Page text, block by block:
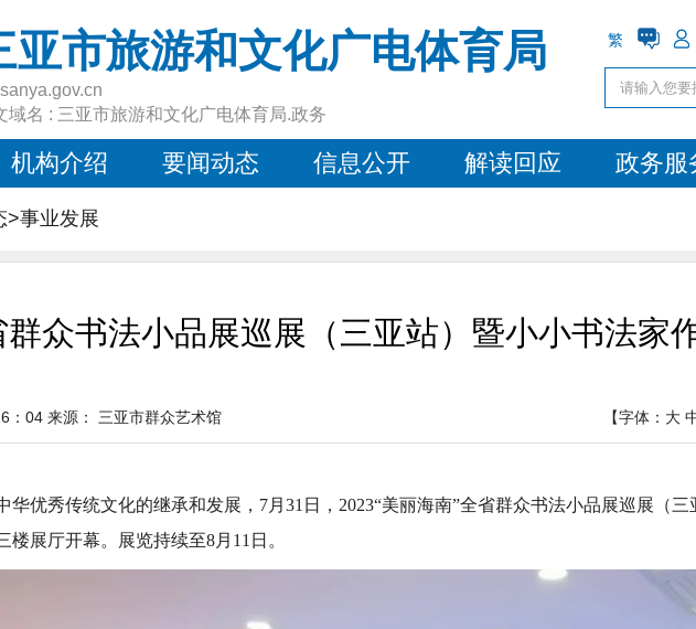
亚市旅游和文化广电体育局
域名 : 三亚市旅游和文化广电体育局.政务
繁
机构介绍 要闻动态 信息公开 解读回应 政务服
>事业发展
群众书法小品展巡展（三亚站）暨小小书法家
【字体： 大
：04 来源： 三亚市群众艺术馆
华优秀传统文化的继承和发展，7月31日，2023“美丽海南”全省群众书法小品展巡展（
楼展厅开幕。展览持续至8月11日。